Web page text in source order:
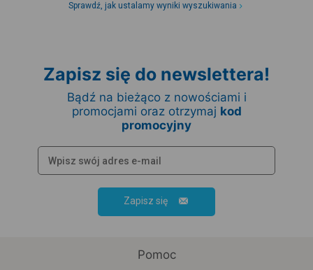
Sprawdź, jak ustalamy wyniki wyszukiwania
Zapisz się do newslettera!
Bądź na bieżąco z nowościami i
promocjami oraz otrzymaj kod
promocyjny
Zapisz się
Pomoc